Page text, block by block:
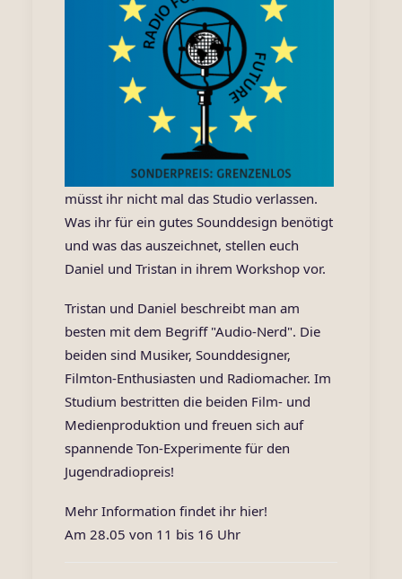
müsst ihr nicht mal das Studio verlassen.
Was ihr für ein gutes Sounddesign benötigt
und was das auszeichnet, stellen euch
Daniel und Tristan in ihrem Workshop vor.
Tristan und Daniel beschreibt man am
besten mit dem Begriff "Audio-Nerd". Die
beiden sind Musiker, Sounddesigner,
Filmton-Enthusiasten und Radiomacher. Im
Studium bestritten die beiden Film- und
Medienproduktion und freuen sich auf
spannende Ton-Experimente für den
Jugendradiopreis!
Mehr Information findet ihr hier!
Am 28.05 von 11 bis 16 Uhr